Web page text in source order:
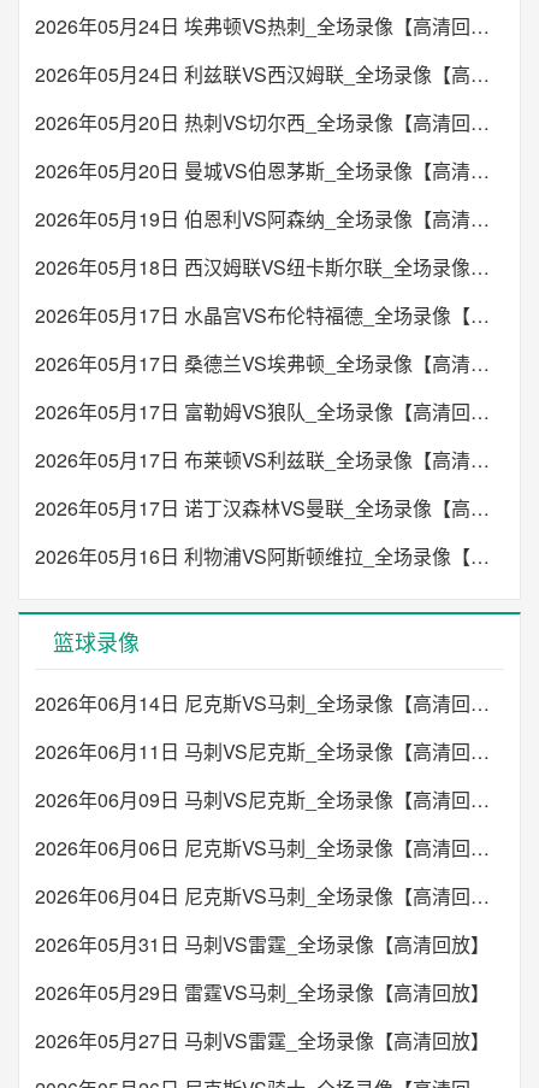
2026年05月24日 埃弗顿VS热刺_全场录像【高清回放】
2026年05月24日 利兹联VS西汉姆联_全场录像【高清回放】
2026年05月20日 热刺VS切尔西_全场录像【高清回放】
2026年05月20日 曼城VS伯恩茅斯_全场录像【高清回放】
2026年05月19日 伯恩利VS阿森纳_全场录像【高清回放】
2026年05月18日 西汉姆联VS纽卡斯尔联_全场录像【高清回放】
2026年05月17日 水晶宫VS布伦特福德_全场录像【高清回放】
2026年05月17日 桑德兰VS埃弗顿_全场录像【高清回放】
2026年05月17日 富勒姆VS狼队_全场录像【高清回放】
2026年05月17日 布莱顿VS利兹联_全场录像【高清回放】
2026年05月17日 诺丁汉森林VS曼联_全场录像【高清回放】
2026年05月16日 利物浦VS阿斯顿维拉_全场录像【高清回放】
篮球录像
2026年06月14日 尼克斯VS马刺_全场录像【高清回放】
2026年06月11日 马刺VS尼克斯_全场录像【高清回放】
2026年06月09日 马刺VS尼克斯_全场录像【高清回放】
2026年06月06日 尼克斯VS马刺_全场录像【高清回放】
2026年06月04日 尼克斯VS马刺_全场录像【高清回放】
2026年05月31日 马刺VS雷霆_全场录像【高清回放】
2026年05月29日 雷霆VS马刺_全场录像【高清回放】
2026年05月27日 马刺VS雷霆_全场录像【高清回放】